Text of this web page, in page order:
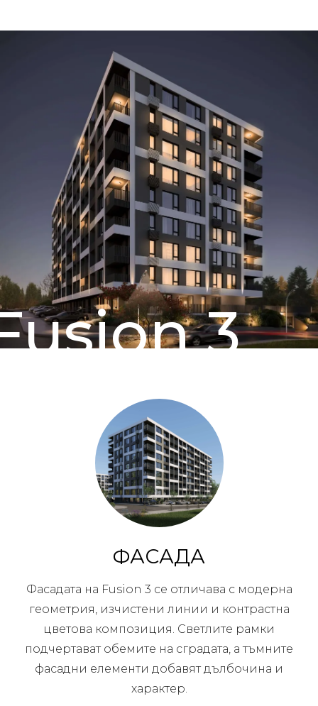
3
ФАСАДА
Фасадата на Fusion 3 се отличава с модерна
геометрия, изчистени линии и контрастна
цветова композиция. Светлите рамки
подчертават обемите на сградата, а тъмните
фасадни елементи добавят дълбочина и
характер.